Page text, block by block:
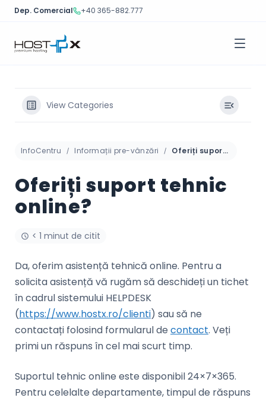
Dep. Comercial +40 365-882.777
conținut
View Categories
InfoCentru Informații pre-vânzări Oferiți suport tehnic online?
Oferiți suport tehnic
online?
< 1 minut de citit
Da, oferim asistență tehnică online. Pentru a
solicita asistență vă rugăm să deschideți un tichet
în cadrul sistemului HELPDESK
(https://www.hostx.ro/clienti) sau să ne
contactați folosind formularul de contact. Veți
primi un răspuns în cel mai scurt timp.
Suportul tehnic online este disponibil 24×7×365.
Pentru celelalte departamente, timpul de răspuns